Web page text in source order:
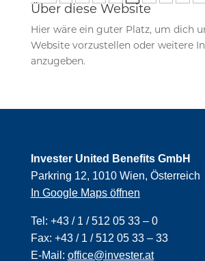
Über diese Website
Hier wäre ein guter Platz, um dich
Website vorzustellen oder weitere
anzugeben.
Invester United Benefits GmbH
Parkring 12, 1010 Wien, Österreich
In Google Maps öffnen
Tel: +43 / 1 / 512 05 33 – 0
Fax: +43 / 1 / 512 05 33 – 33
E-Mail: office@invester.at